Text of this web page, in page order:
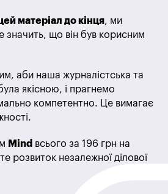
матеріал до кінця, ми
значить, що він був корисним
аби наша журналістська та
якісною, і прагнемо
компетентно. Це вимагає
Mind всього за 196 грн на
розвиток незалежної ділової